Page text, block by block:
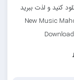
کنید و لذت ببرید
New Music